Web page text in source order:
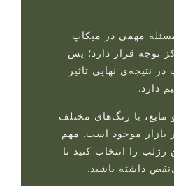
مهمی در میکاپ
توجه قرار دارد؛ پس
نتیجه‌ی نهایی تاثیر
دارد.
با رنگ‌های مختلف
بازار موجود است. مهم
رژلب را انتخاب کنید تا
داشته باشید.